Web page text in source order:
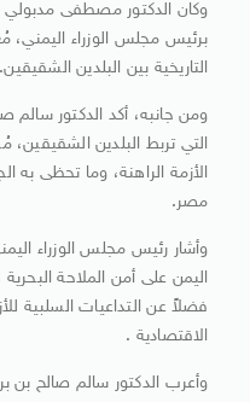
وكان الدكتور مصطفى مدبولي
برئيس مجلس الوزراء اليمني،
التاريخية بين البلدين الشقيقين.
ومن جانبه، أكد الدكتور سالم
التي تربط البلدين
الأزمة الراهنة، وما تحظى به
مصر.
وأشار رئيس مجلس الوزراء
اليمن على أمن الملاحة
فضلاً عن التداعيات السلبية
الاقتصادية .
وأعرب الدكتور سالم صالح بن